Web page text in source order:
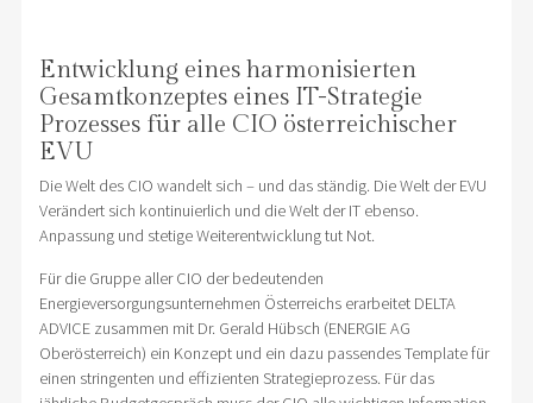
Entwicklung eines harmonisierten
Gesamtkonzeptes eines IT-Strategie
Prozesses für alle CIO österreichischer
EVU
Die Welt des CIO wandelt sich – und das ständig. Die Welt der EVU
Verändert sich kontinuierlich und die Welt der IT ebenso.
Anpassung und stetige Weiterentwicklung tut Not.
Für die Gruppe aller CIO der bedeutenden
Energieversorgungsunternehmen Österreichs erarbeitet DELTA
ADVICE zusammen mit Dr. Gerald Hübsch (ENERGIE AG
Oberösterreich) ein Konzept und ein dazu passendes Template für
einen stringenten und effizienten Strategieprozess. Für das